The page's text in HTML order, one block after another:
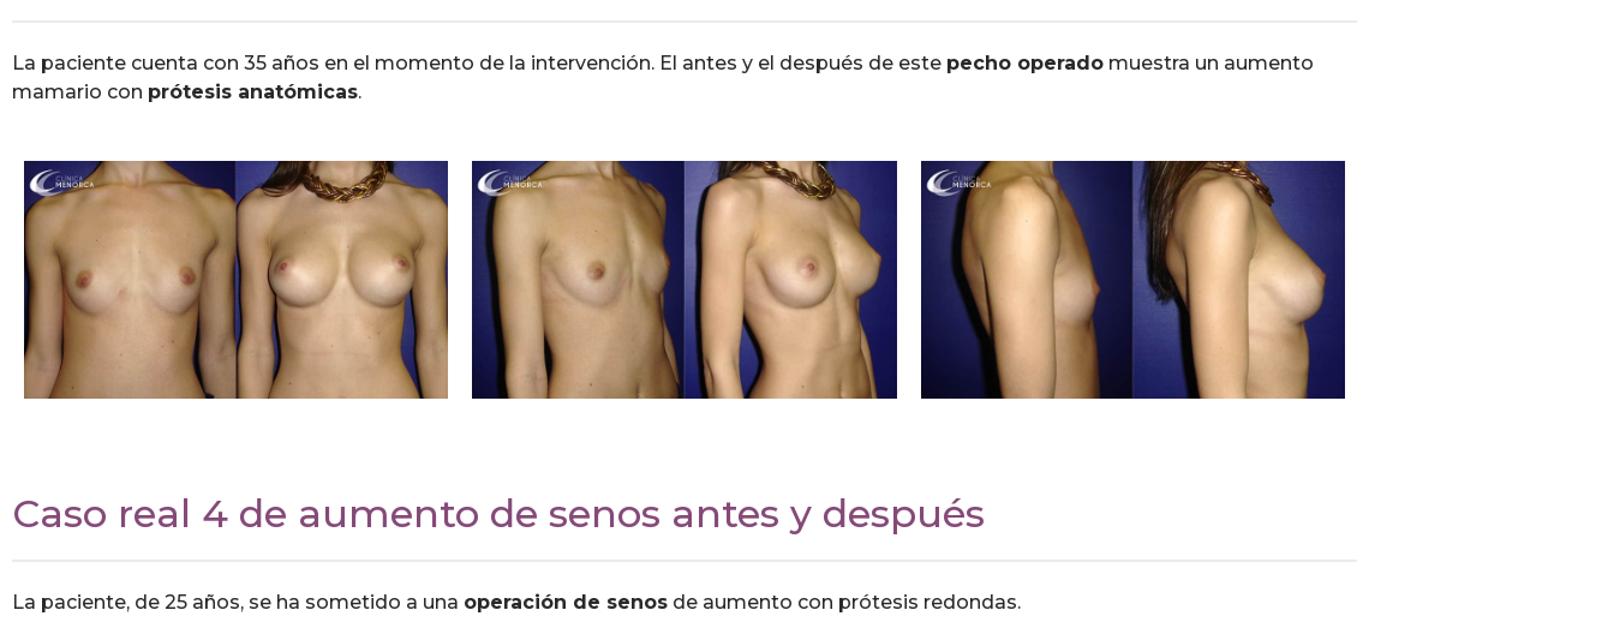
La paciente cuenta con 35 años en el momento de la intervención. El antes y el después de este pecho operado muestra un aumento
mamario con prótesis anatómicas.
Caso real 4 de aumento de senos antes y después
La paciente, de 25 años, se ha sometido a una operación de senos de aumento con prótesis redondas.